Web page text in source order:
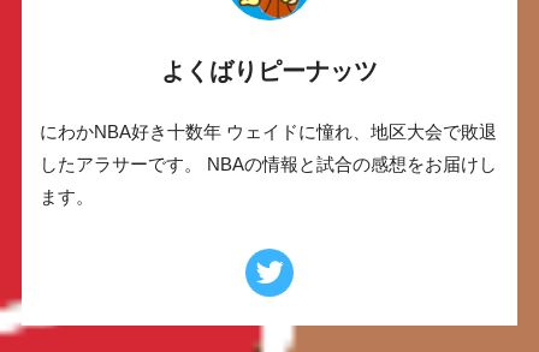
よくばりピーナッツ
にわかNBA好き十数年 ウェイドに憧れ、地区大会で敗退
したアラサーです。 NBAの情報と試合の感想をお届けし
ます。